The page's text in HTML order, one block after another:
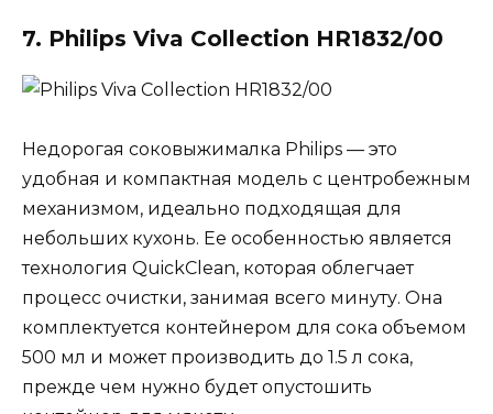
7. Philips Viva Collection HR1832/00
Недорогая соковыжималка Philips — это
удобная и компактная модель с центробежным
механизмом, идеально подходящая для
небольших кухонь. Ее особенностью является
технология QuickClean, которая облегчает
процесс очистки, занимая всего минуту. Она
комплектуется контейнером для сока объемом
500 мл и может производить до 1.5 л сока,
прежде чем нужно будет опустошить